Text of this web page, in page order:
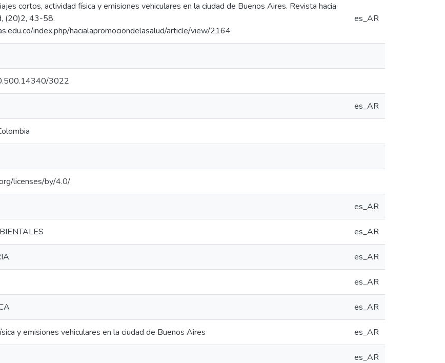
cortos, actividad física y emisiones vehiculares en la ciudad de Buenos Aires. Revista hacia
(20)2, 43-58.
index.php/hacialapromociondelasalud/article/view/2164
es_AR
3022
es_AR
licenses/by/4.0/
es_AR
es_AR
es_AR
es_AR
es_AR
y emisiones vehiculares en la ciudad de Buenos Aires es_AR
es_AR